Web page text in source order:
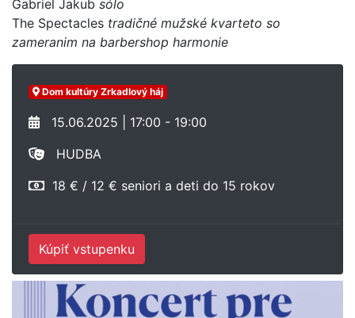
Gabriel Jakub sólo
The Spectacles tradičné mužské kvarteto so
zameranim na barbershop harmonie
Dom kultúry Zrkadlový háj
15.06.2025 | 17:00 - 19:00
HUDBA
18 € / 12 € seniori a deti do 15 rokov
Kúpiť vstupenku